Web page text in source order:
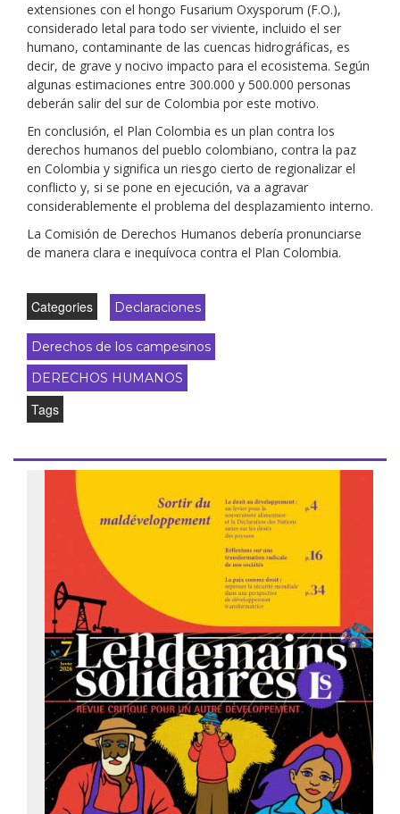
extensiones con el hongo Fusarium Oxysporum (F.O.),
considerado letal para todo ser viviente, incluido el ser
humano, contaminante de las cuencas hidrográficas, es
decir, de grave y nocivo impacto para el ecosistema. Según
algunas estimaciones entre 300.000 y 500.000 personas
deberán salir del sur de Colombia por este motivo.
En conclusión, el Plan Colombia es un plan contra los
derechos humanos del pueblo colombiano, contra la paz
en Colombia y significa un riesgo cierto de regionalizar el
conflicto y, si se pone en ejecución, va a agravar
considerablemente el problema del desplazamiento interno.
La Comisión de Derechos Humanos debería pronunciarse
de manera clara e inequívoca contra el Plan Colombia.
Categories Declaraciones
Derechos de los campesinos
DERECHOS HUMANOS
Tags